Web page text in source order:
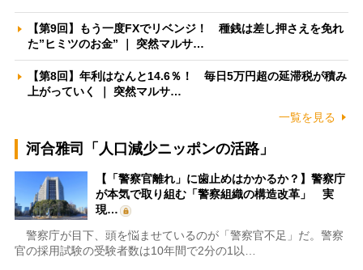
【第9回】もう一度FXでリベンジ！ 種銭は差し押さえを免れ
た”ヒミツのお金” ｜ 突然マルサ…
【第8回】年利はなんと14.6％！ 毎日5万円超の延滞税が積み
上がっていく ｜ 突然マルサ…
一覧を見る
河合雅司「人口減少ニッポンの活路」
【「警察官離れ」に歯止めはかかるか？】警察庁
が本気で取り組む「警察組織の構造改革」 実
現…
警察庁が目下、頭を悩ませているのが「警察官不足」だ。警察
官の採用試験の受験者数は10年間で2分の1以…